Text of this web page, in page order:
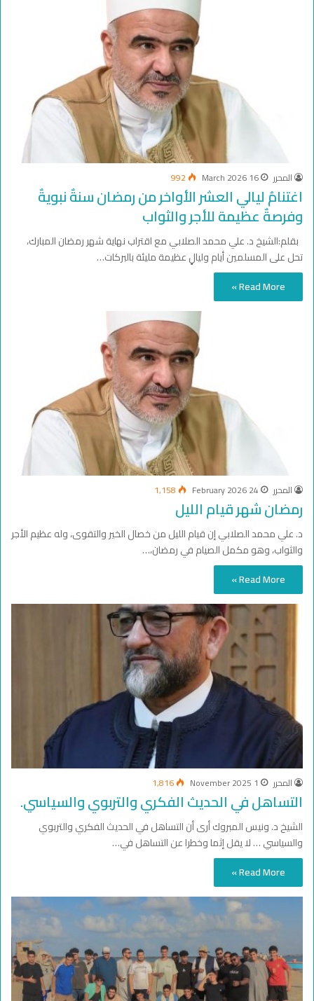
المحرر 16 March 2026
992
اغتنامُ ليالي العشر الأواخر من رمضان سنةٌ نبويةٌ
وفرصةٌ عظيمة للأجر والثواب
بقلم:الشيخ د. علي محمد الصلابي مع اقتراب نهاية شهر رمضان المبارك،
تحل على المسلمين أيام وليالٍ عظيمة مليئة بالبركات…
Read More »
المحرر 24 February 2026
1,158
رمضان شهر قيام الليل
د. علي محمد الصلابي إن قيام الليل من خصال الخير والتقوى، وله عظيم الأجر
والثواب، وهو مكمل الصيام في رمضان،…
Read More »
المحرر 1 November 2025
1,816
التساهل في الحديث الفكري والتربوي والسياسي.
الشيخ د. ونيس المبروك أرى أن التساهل في الحديث الفكري والتربوي
والسياسي … لا يقل إثما وخطرا عن التساهل في…
Read More »